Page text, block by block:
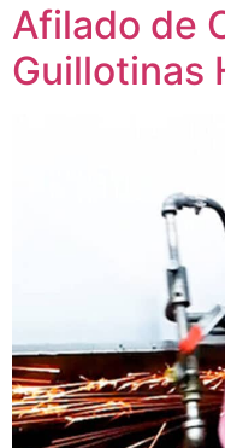
Afilado de
Guillotinas